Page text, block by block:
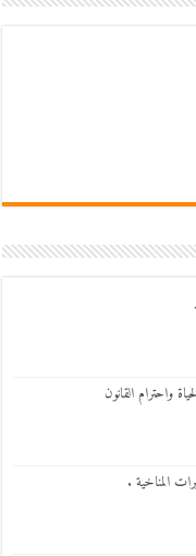
واحترام القانون
المناخية .